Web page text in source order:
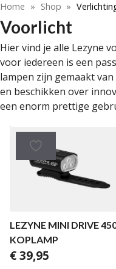
Home » Shop »
Voorlicht
Hier vind je alle Lezyne
voor iedereen is een
lampen zijn gemaakt
en beschikken over
een enorm prettige
LEZYNE MINI DRIVE
KOPLAMP
€39,95